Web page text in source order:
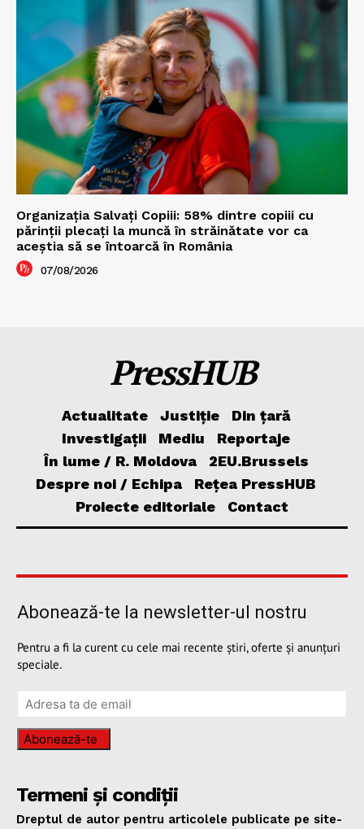
Organizația Salvați Copiii: 58% dintre copiii cu
părinții plecați la muncă în străinătate vor ca
aceștia să se întoarcă în România
07/08/2026
PressHUB
Actualitate Justiție
Din țară
Investigații
Mediu
Reportaje
În lume / R. Moldova
2EU.Brussels
Despre noi / Echipa
Rețea PressHUB
Proiecte editoriale
Contact
Abonează-te la newsletter-ul nostru
Pentru a fi la curent cu cele mai recente știri, oferte și anunțuri
speciale.
Abonează-te
Termeni și condiții
Dreptul de autor pentru articolele publicate pe site-